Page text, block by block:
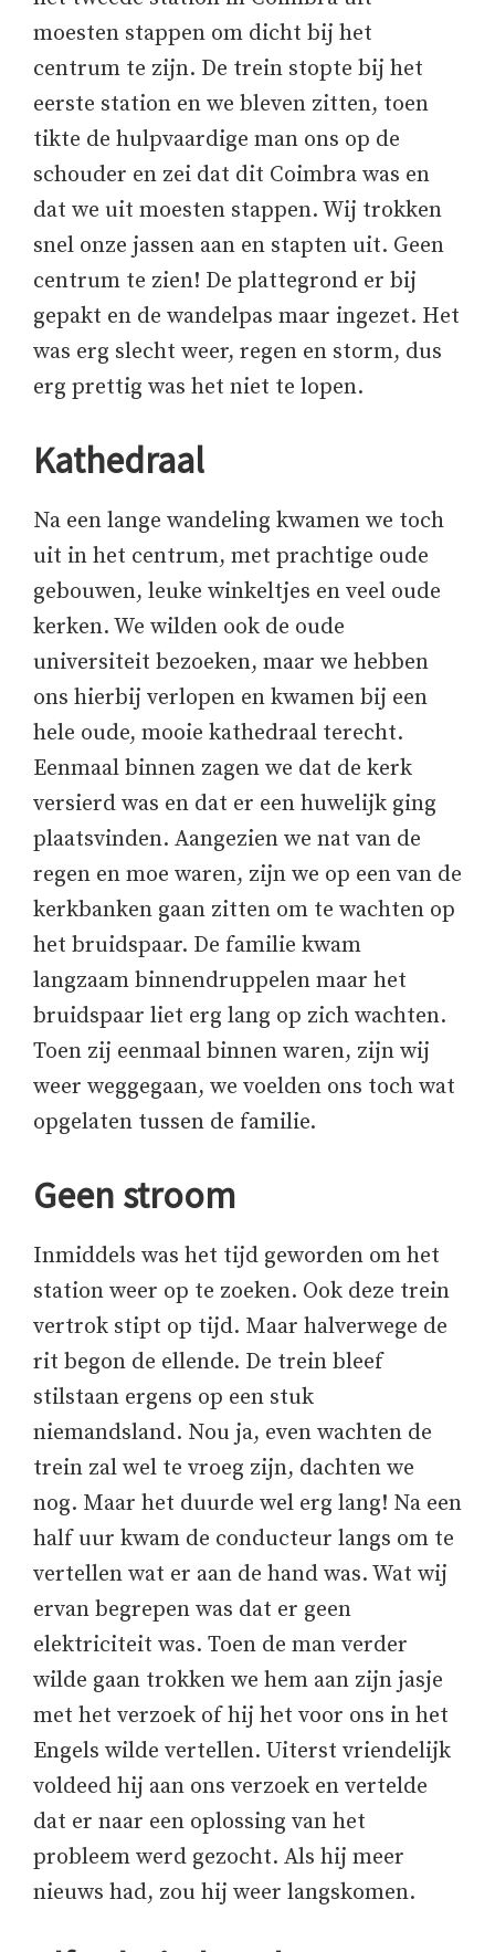
moesten stappen om dicht bij het
centrum te zijn. De trein stopte bij het
eerste station en we bleven zitten, toen
tikte de hulpvaardige man ons op de
schouder en zei dat dit Coimbra was en
dat we uit moesten stappen. Wij trokken
snel onze jassen aan en stapten uit. Geen
centrum te zien! De plattegrond er bij
gepakt en de wandelpas maar ingezet. Het
was erg slecht weer, regen en storm, dus
erg prettig was het niet te lopen.
Kathedraal
Na een lange wandeling kwamen we toch
uit in het centrum, met prachtige oude
gebouwen, leuke winkeltjes en veel oude
kerken. We wilden ook de oude
universiteit bezoeken, maar we hebben
ons hierbij verlopen en kwamen bij een
hele oude, mooie kathedraal terecht.
Eenmaal binnen zagen we dat de kerk
versierd was en dat er een huwelijk ging
plaatsvinden. Aangezien we nat van de
regen en moe waren, zijn we op een van de
kerkbanken gaan zitten om te wachten op
het bruidspaar. De familie kwam
langzaam binnendruppelen maar het
bruidspaar liet erg lang op zich wachten.
Toen zij eenmaal binnen waren, zijn wij
weer weggegaan, we voelden ons toch wat
opgelaten tussen de familie.
Geen stroom
Inmiddels was het tijd geworden om het
station weer op te zoeken. Ook deze trein
vertrok stipt op tijd. Maar halverwege de
rit begon de ellende. De trein bleef
stilstaan ergens op een stuk
niemandsland. Nou ja, even wachten de
trein zal wel te vroeg zijn, dachten we
nog. Maar het duurde wel erg lang! Na een
half uur kwam de conducteur langs om te
vertellen wat er aan de hand was. Wat wij
ervan begrepen was dat er geen
elektriciteit was. Toen de man verder
wilde gaan trokken we hem aan zijn jasje
met het verzoek of hij het voor ons in het
Engels wilde vertellen. Uiterst vriendelijk
voldeed hij aan ons verzoek en vertelde
dat er naar een oplossing van het
probleem werd gezocht. Als hij meer
nieuws had, zou hij weer langskomen.